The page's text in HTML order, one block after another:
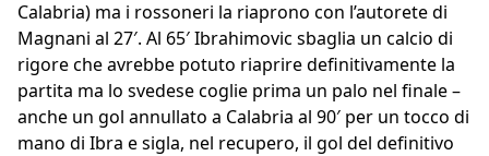
Calabria) ma i rossoneri la riaprono con l’autorete di
Magnani al 27′. Al 65′ Ibrahimovic sbaglia un calcio di
rigore che avrebbe potuto riaprire definitivamente la
partita ma lo svedese coglie prima un palo nel finale –
anche un gol annullato a Calabria al 90′ per un tocco di
mano di Ibra e sigla, nel recupero, il gol del definitivo